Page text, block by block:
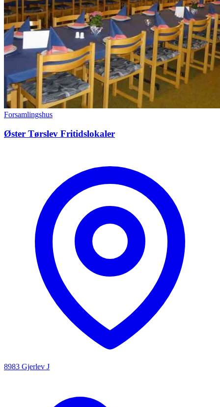
Forsamlingshus
Øster Tørslev Fritidslokaler
8983 Gjerlev J